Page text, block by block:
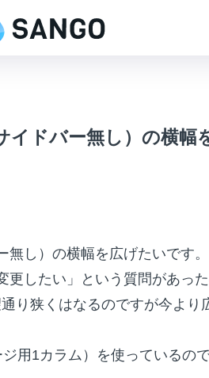
イドバー無し）の横幅
し）の横幅を広げたいです。
更したい」という質問があっ
り狭くはなるのですが今より
用1カラム）を使っているの